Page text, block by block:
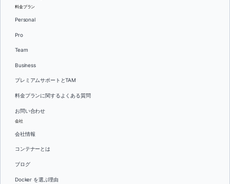
料金プラン
Personal
Pro
Team
Business
プレミアムサポートとTAM
料金プランに関するよくある質問
お問い合わせ
会社
会社情報
コンテナーとは
ブログ
Docker を選ぶ理由